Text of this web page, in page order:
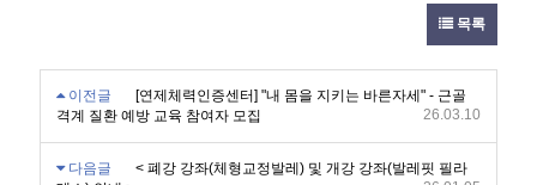
목록
이전글
[연제체력인증센터] "내 몸을 지키는 바른자세" - 근골
격계 질환 예방 교육 참여자 모집
26.03.10
다음글
< 폐강 강좌(체형교정발레) 및 개강 강좌(발레핏 필라